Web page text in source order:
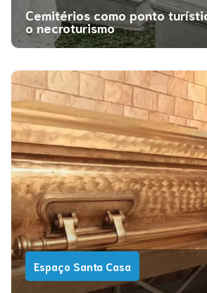
Cemitérios como ponto
o necroturismo
Espaço Santa Casa